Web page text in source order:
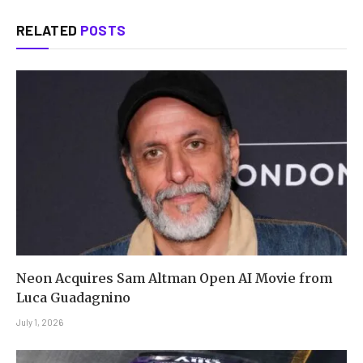
RELATED POSTS
Neon Acquires Sam Altman Open AI Movie from
Luca Guadagnino
July 1, 2026